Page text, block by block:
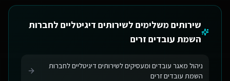
שירותים משלימים לשירותים דיגיטליים לחברות
השמת עובדים זרים
ניהול מאגר עובדים ומעסיקים לשירותים דיגיטליים לחברות
השמת עובדים זרים